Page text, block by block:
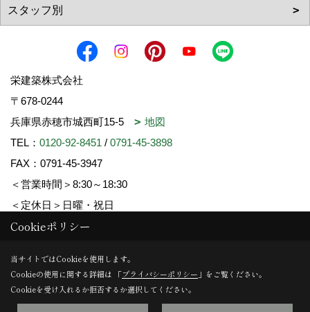
栄建築株式会社
〒678-0244
兵庫県赤穂市城西町15-5
地図
TEL： 0120-92-8451 / 0791-45-3898
FAX：0791-45-3947
＜営業時間＞8:30～18:30
＜定休日＞日曜・祝日
Copyright (c) SAKAE-KENCHIKU. All Rights Reserved.
Produced byゴデスクリエイト
Cookieポリシー
当サイトではCookieを使用します。
Cookieの使用に関する詳細は 「プライバシーポリシー 」をご覧ください。
Cookieを受け入れるか拒否するか選択してください。